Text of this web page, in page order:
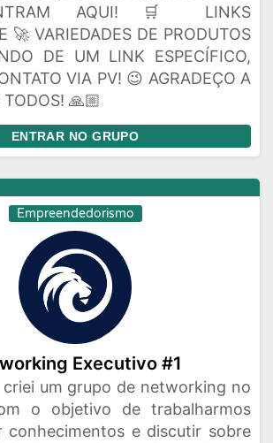
AQUI! 🛒 LINKS
🚀 VARIEDADES DE PRODUTOS
DE UM LINK ESPECÍFICO,
VIA PV! 😉 AGRADEÇO A
🙏🏼
ENTRAR NO GRUPO
Empreendedorismo
Executivo #1
criei um grupo de networking no
o objetivo de trabalharmos
conhecimentos e discutir sobre